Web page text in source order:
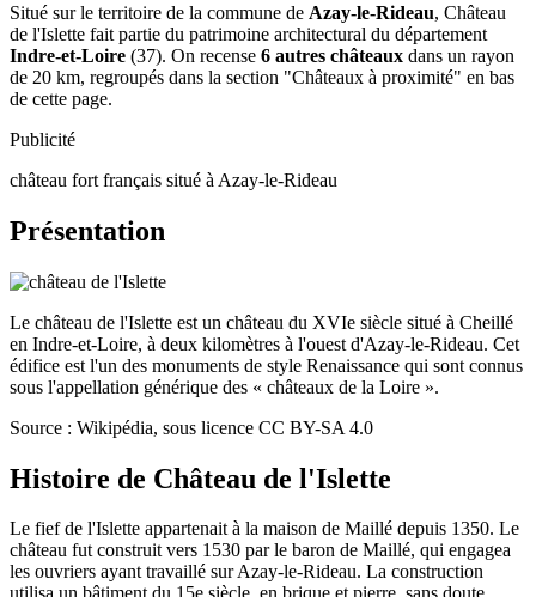
Situé sur le territoire de la commune de Azay-le-Rideau, Château
de l'Islette fait partie du patrimoine architectural du département
Indre-et-Loire (37). On recense 6 autres châteaux dans un rayon
de 20 km, regroupés dans la section "Châteaux à proximité" en bas
de cette page.
Publicité
château fort français situé à Azay-le-Rideau
Présentation
Le château de l'Islette est un château du XVIe siècle situé à Cheillé
en Indre-et-Loire, à deux kilomètres à l'ouest d'Azay-le-Rideau. Cet
édifice est l'un des monuments de style Renaissance qui sont connus
sous l'appellation générique des « châteaux de la Loire ».
Source : Wikipédia, sous licence CC BY-SA 4.0
Histoire de Château de l'Islette
Le fief de l'Islette appartenait à la maison de Maillé depuis 1350. Le
château fut construit vers 1530 par le baron de Maillé, qui engagea
les ouvriers ayant travaillé sur Azay-le-Rideau. La construction